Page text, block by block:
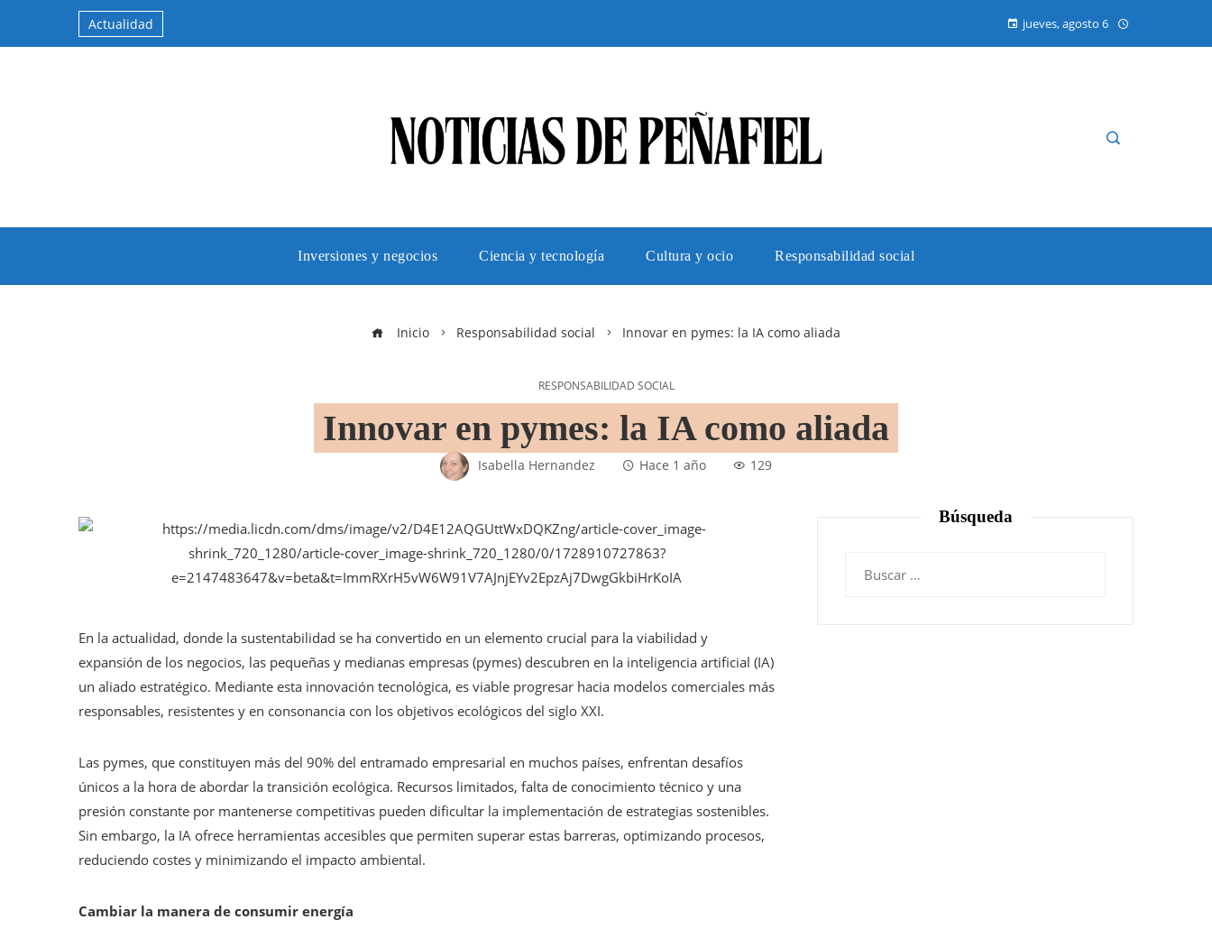
Actualidad jueves, agosto 6
Inversiones y negocios Ciencia y tecnología Cultura y ocio Responsabilidad social
Inicio Responsabilidad social Innovar en pymes: la IA como aliada
RESPONSABILIDAD SOCIAL
Innovar en pymes: la IA como aliada
Isabella Hernandez Hace 1 año 129
En la actualidad, donde la sustentabilidad se ha convertido en un elemento crucial para la viabilidad y
expansión de los negocios, las pequeñas y medianas empresas (pymes) descubren en la inteligencia artificial (IA)
un aliado estratégico. Mediante esta innovación tecnológica, es viable progresar hacia modelos comerciales más
responsables, resistentes y en consonancia con los objetivos ecológicos del siglo XXI.
Las pymes, que constituyen más del 90% del entramado empresarial en muchos países, enfrentan desafíos
únicos a la hora de abordar la transición ecológica. Recursos limitados, falta de conocimiento técnico y una
presión constante por mantenerse competitivas pueden dificultar la implementación de estrategias sostenibles.
Sin embargo, la IA ofrece herramientas accesibles que permiten superar estas barreras, optimizando procesos,
reduciendo costes y minimizando el impacto ambiental.
Cambiar la manera de consumir energía
Búsqueda